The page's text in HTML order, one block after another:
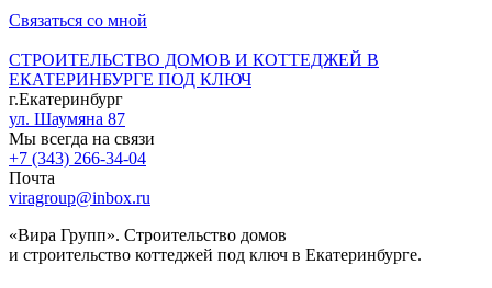
Связаться со мной
СТРОИТЕЛЬСТВО ДОМОВ И КОТТЕДЖЕЙ В
ЕКАТЕРИНБУРГЕ ПОД КЛЮЧ
г.Екатеринбург
ул. Шаумяна 87
Мы всегда на связи
+7 (343) 266-34-04
Почта
viragroup@inbox.ru
«Вира Групп». Строительство домов
и строительство коттеджей под ключ в Екатеринбурге.